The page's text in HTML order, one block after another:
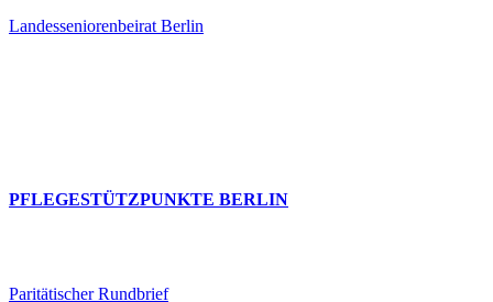
Landesseniorenbeirat Berlin
PFLEGESTÜTZPUNKTE BERLIN
Paritätischer Rundbrief